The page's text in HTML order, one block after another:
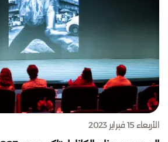
الأربعاء 15 فبراير 2023